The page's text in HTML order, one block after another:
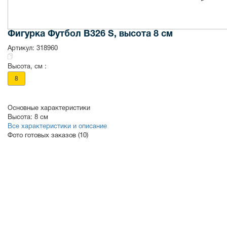
Фигурка Футбол B326 S, высота 8 см
Артикул: 318960
Высота, см :
8
Основные характеристики
Высота: 8 см
Все характеристики и описание
Фото готовых заказов (10)